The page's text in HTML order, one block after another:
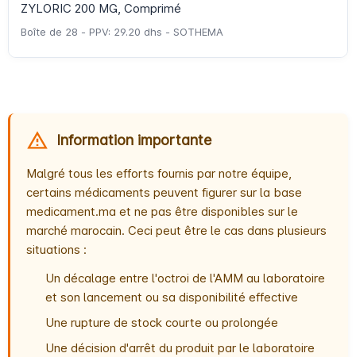
ZYLORIC 200 MG, Comprimé
Boîte de 28 - PPV: 29.20 dhs - SOTHEMA
Information importante
Malgré tous les efforts fournis par notre équipe,
certains médicaments peuvent figurer sur la base
medicament.ma et ne pas être disponibles sur le
marché marocain. Ceci peut être le cas dans plusieurs
situations :
Un décalage entre l'octroi de l'AMM au laboratoire
et son lancement ou sa disponibilité effective
Une rupture de stock courte ou prolongée
Une décision d'arrêt du produit par le laboratoire